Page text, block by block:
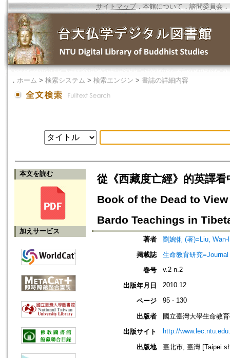
サイトマップ．本館について ． 諮問委員会 ．
． ホーム > 検索システム > 検索エンジン > 書誌の詳細内容
本文を読む
加えサービス
從《西藏度亡經》的英譯
Book of the Dead to
Bardo Teachings in
著者
劉婉俐 (著)=Liu, Wan-
掲載誌
生命教育研究
巻号
v.2 n.2
出版年月日 2010.12
ページ 95 - 130
出版者
國立臺灣大學生命教
出版サイト
http://
出版地
臺北市, 臺灣 [Taipei